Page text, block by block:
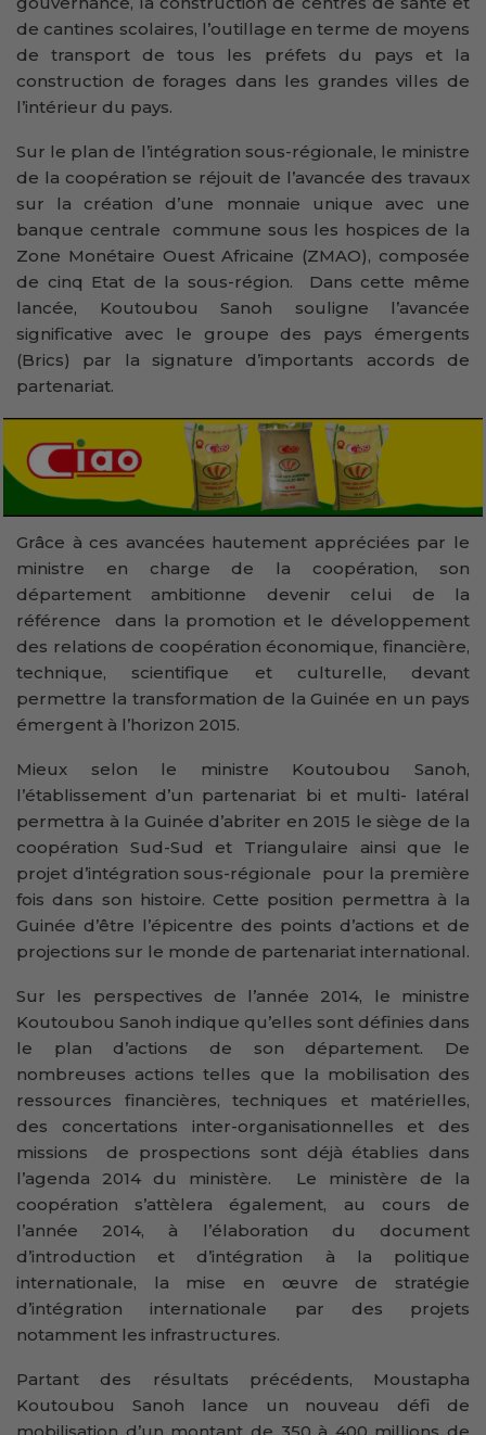
de cantines scolaires, l’outillage en terme de moyens
de transport de tous les préfets du pays et la
construction de forages dans les grandes villes de
l’intérieur du pays.
Sur le plan de l’intégration sous-régionale, le ministre
de la coopération se réjouit de l’avancée des travaux
sur la création d’une monnaie unique avec une
banque centrale commune sous les hospices de la
Zone Monétaire Ouest Africaine (ZMAO), composée
de cinq Etat de la sous-région. Dans cette même
lancée, Koutoubou Sanoh souligne l’avancée
significative avec le groupe des pays émergents
(Brics) par la signature d’importants accords de
partenariat.
Grâce à ces avancées hautement appréciées par le
ministre en charge de la coopération, son
département ambitionne devenir celui de la
référence dans la promotion et le développement
des relations de coopération économique, financière,
technique, scientifique et culturelle, devant
permettre la transformation de la Guinée en un pays
émergent à l’horizon 2015.
Mieux selon le ministre Koutoubou Sanoh,
l’établissement d’un partenariat bi et multi- latéral
permettra à la Guinée d’abriter en 2015 le siège de la
coopération Sud-Sud et Triangulaire ainsi que le
projet d’intégration sous-régionale pour la première
fois dans son histoire. Cette position permettra à la
Guinée d’être l’épicentre des points d’actions et de
projections sur le monde de partenariat international.
Sur les perspectives de l’année 2014, le ministre
Koutoubou Sanoh indique qu’elles sont définies dans
le plan d’actions de son département. De
nombreuses actions telles que la mobilisation des
ressources financières, techniques et matérielles,
des concertations inter-organisationnelles et des
missions de prospections sont déjà établies dans
l’agenda 2014 du ministère. Le ministère de la
coopération s’attèlera également, au cours de
l’année 2014, à l’élaboration du document
d’introduction et d’intégration à la politique
internationale, la mise en œuvre de stratégie
d’intégration internationale par des projets
notamment les infrastructures.
Partant des résultats précédents, Moustapha
Koutoubou Sanoh lance un nouveau défi de